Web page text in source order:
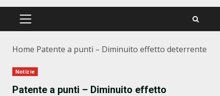
PRIMÄRES
Home Patente a punti – Diminuito effetto deterrente
Notizie
Patente a punti – Diminuito effetto